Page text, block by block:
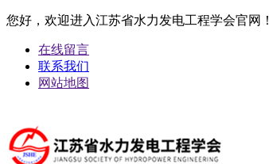
您好，欢迎进入江苏省水力发电工程学会官网！
在线留言
联系我们
网站地图